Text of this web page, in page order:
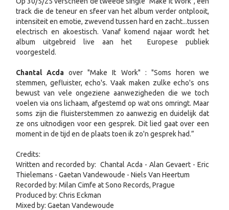
track die de teneur en sfeer van het album verder ontplooit,
intensiteit en emotie, zwevend tussen hard en zacht...tussen
electrisch en akoestisch. Vanaf komend najaar wordt het
album uitgebreid live aan het Europese publiek
voorgesteld.
Chantal Acda over "Make It Work" : "Soms horen we
stemmen, gefluister, echo's. Vaak maken zulke echo's ons
bewust van vele ongeziene aanwezigheden die we toch
voelen via ons lichaam, afgestemd op wat ons omringt. Maar
soms zijn die fluisterstemmen zo aanwezig en duidelijk dat
ze ons uitnodigen voor een gesprek. Dit lied gaat over een
moment in de tijd en de plaats toen ik zo'n gesprek had.”
Credits:
Written and recorded by: Chantal Acda - Alan Gevaert - Eric
Thielemans - Gaetan Vandewoude - Niels Van Heertum
Recorded by: Milan Cimfe at Sono Records, Prague
Produced by: Chris Eckman
Mixed by: Gaetan Vandewoude